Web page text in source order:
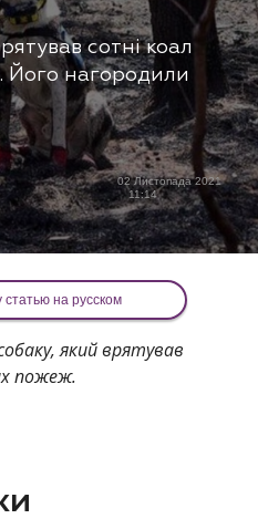
сотні коал
Його нагородили
02 Листопада 2021
11:14
статью на русском
який врятував
пожеж.